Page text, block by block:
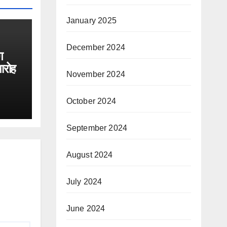
January 2025
December 2024
November 2024
October 2024
September 2024
August 2024
July 2024
June 2024